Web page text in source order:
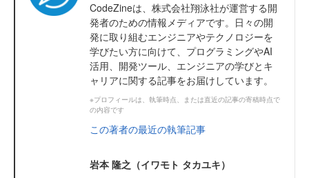
CodeZineは、株式会社翔泳社が運営する開
発者のための情報メディアです。日々の開
発に取り組むエンジニアやテクノロジーを
学びたい方に向けて、プログラミングやAI
活用、開発ツール、エンジニアの学びとキ
ャリアに関する記事をお届けしています。
※プロフィールは、執筆時点、または直近の記事の寄稿時点で
の内容です
この著者の最近の執筆記事
岩本 隆之（イワモト タカユキ）